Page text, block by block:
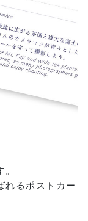
れるポストカー